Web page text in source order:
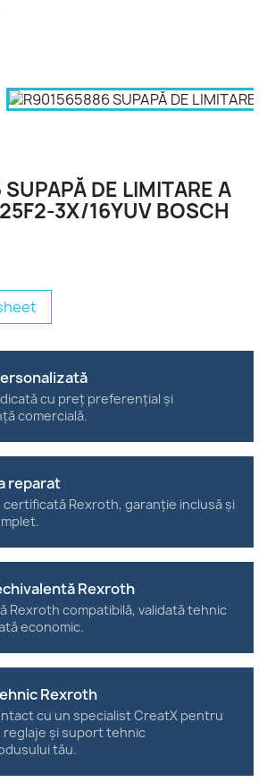
DE LIMITARE A
3X/16YUV BOSCH
cu preț preferențial și
comercială.
reparat
certificată Rexroth, garanție inclusă și
Rexroth
Rexroth compatibilă, validată tehnic
economic.
Rexroth
cu un specialist CreatX pentru
reglaje și suport tehnic
tău.